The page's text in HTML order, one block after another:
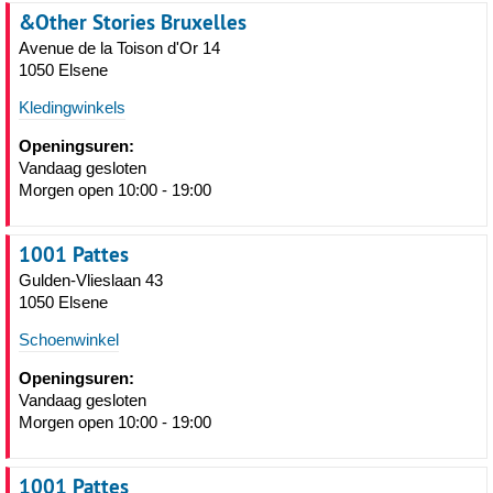
&Other Stories Bruxelles
Avenue de la Toison d'Or 14
1050 Elsene
Kledingwinkels
Openingsuren:
Vandaag gesloten
Morgen open 10:00 - 19:00
1001 Pattes
Gulden-Vlieslaan 43
1050 Elsene
Schoenwinkel
Openingsuren:
Vandaag gesloten
Morgen open 10:00 - 19:00
1001 Pattes